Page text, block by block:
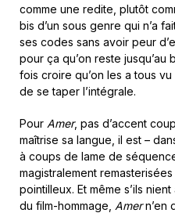
comme une redite, plutôt
bis d’un sous genre qui n’a
ses codes sans avoir peur
pour ça qu’on reste jusqu’au
fois croire qu’on les a tous
de se taper l’intégrale.
Pour Amer, pas d’accent
maîtrise sa langue, il est –
à coups de lame de
magistralement
pointilleux. Et même s’ils
du film-hommage, Amern’en